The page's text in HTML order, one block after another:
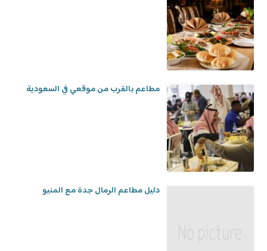
مطاعم بالقرب من موقعي في السعودية
دليل مطاعم الرمال جدة مع المنيو